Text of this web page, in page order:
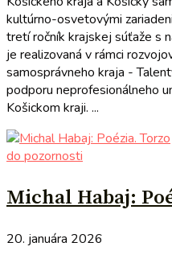
kultúrno-osvetovými
tretí ročník krajskej súťaže s
je realizovaná v rámci
samosprávneho kraja -
podporu neprofesionálneho
Košickom kraji. ...
do pozornosti
Michal Habaj:
20. januára 2026